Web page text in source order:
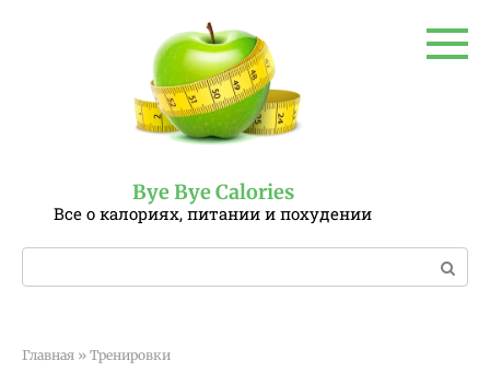
Bye Bye Calories
Все о калориях, питании и похудении
Поиск:
Главная » Тренировки